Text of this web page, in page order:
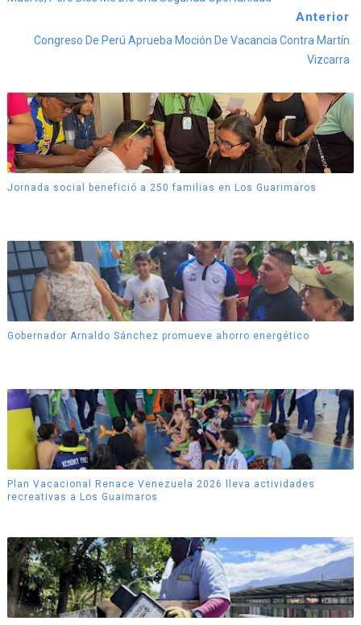
Anterior
Congreso De Perú Aprueba Moción De Vacancia Contra Martín
Vizcarra
Jornada social benefició a 250 familias en Los Guarimaros
Gobernador Arnaldo Sánchez promueve ahorro energético
Plan Vacacional Renace Venezuela 2026 lleva actividades
recreativas a Los Guaimaros